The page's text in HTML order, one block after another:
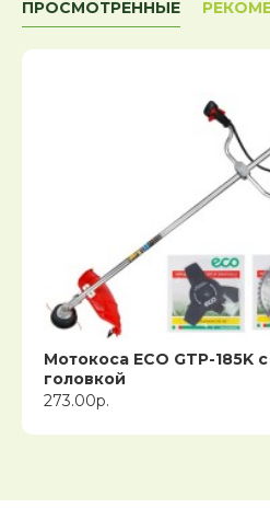
ПРОСМОТРЕННЫЕ
Мотокоса ECO GTP-185K
головкой
273.00р.